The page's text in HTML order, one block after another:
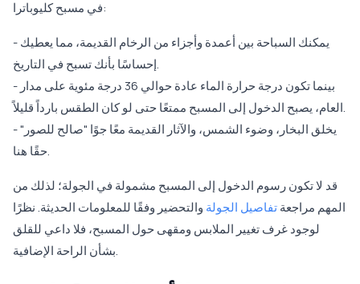
في مسبح كليوباترا:
- يمكنك السباحة بين أعمدة وأجزاء من الرخام القديمة، مما يعطيك
إحساسًا بأنك تسبح في التاريخ.
- بينما تكون درجة حرارة الماء عادة حوالي 36 درجة مئوية على مدار
العام، يصبح الدخول إلى المسبح ممتعًا حتى لو كان الطقس بارداً قليلاً.
- يخلق البخار، وضوء الشمس، والآثار القديمة معًا جوًا "صالح للصور"
حقًا هنا.
قد لا تكون رسوم الدخول إلى المسبح مشمولة في الجولة؛ لذلك من
المهم مراجعةتفاصيل الجولة والتحضير وفقًا للمعلومات الحديثة. نظرًا
لوجود غرف تغيير الملابس ومقهى حول المسبح، فلا داعي للقلق
بشأن الراحة الإضافية.